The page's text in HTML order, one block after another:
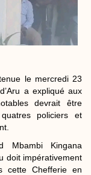
le mercredi 23
a expliqué aux
devrait être
policiers et
Mbambi Kingana
doit impérativement
cette Chefferie en